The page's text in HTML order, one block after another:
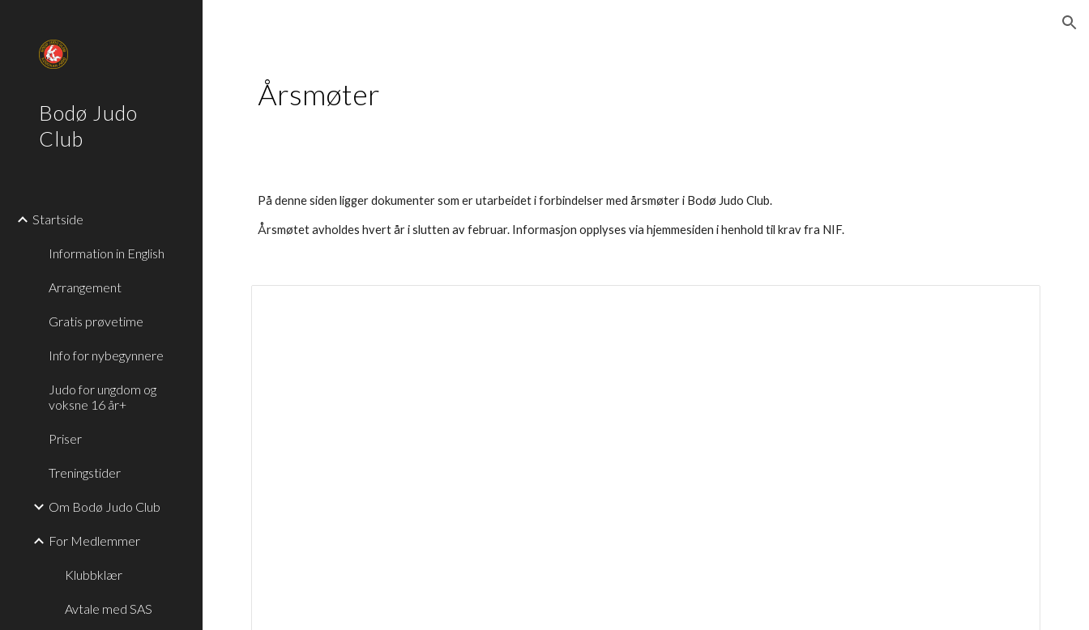
Bodø Judo
Club
Startside
Information in English
Arrangement
Gratis prøvetime
Info for nybegynnere
Judo for ungdom og
voksne 16 år+
Priser
Treningstider
Om Bodø Judo Club
For Medlemmer
Klubbklær
Avtale med SAS
Årsmøter
På denne siden ligger dokumenter som er utarbeidet i forbindelser med årsmøter i Bodø Judo Club.
Årsmøtet avholdes hvert år i slutten av februar. Informasjon opplyses via hjemmesiden i henhold til krav fra NIF.